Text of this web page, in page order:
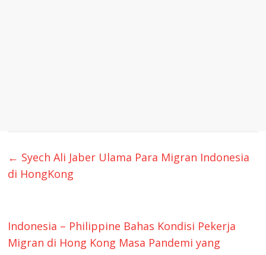
← Syech Ali Jaber Ulama Para Migran Indonesia
di HongKong
Indonesia – Philippine Bahas Kondisi Pekerja
Migran di Hong Kong Masa Pandemi yang